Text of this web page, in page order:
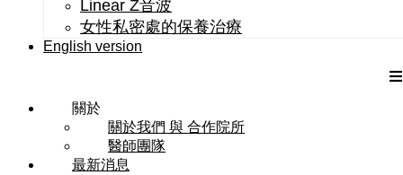
Linear Z音波
女性私密處的保養治療
English version
關於
關於我們 與 合作院所
醫師團隊
最新消息